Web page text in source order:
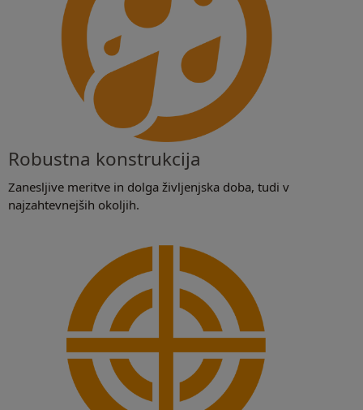
Robustna konstrukcija
Zanesljive meritve in dolga življenjska doba, tudi v
najzahtevnejših okoljih.